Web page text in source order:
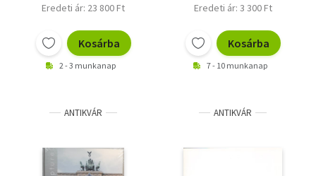
Eredeti ár: 23 800 Ft
Kosárba
2 - 3 munkanap
Eredeti ár: 3 300 Ft
Kosárba
7 - 10 munkanap
ANTIKVÁR ANTIKVÁR